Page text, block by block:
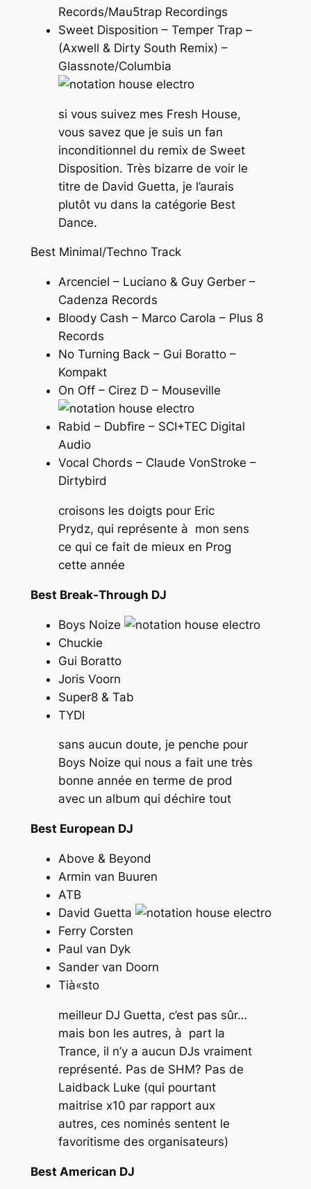
Records/Mau5trap Recordings
Sweet Disposition – Temper Trap –
(Axwell & Dirty South Remix) –
Glassnote/Columbia
si vous suivez mes Fresh House,
vous savez que je suis un fan
inconditionnel du remix de Sweet
Disposition. Très bizarre de voir le
titre de David Guetta, je l’aurais
plutôt vu dans la catégorie Best
Dance.
Best Minimal/Techno Track
Arcenciel – Luciano & Guy Gerber –
Cadenza Records
Bloody Cash – Marco Carola – Plus 8
Records
No Turning Back – Gui Boratto –
Kompakt
On Off – Cirez D – Mouseville
Rabid – Dubfire – SCI+TEC Digital
Audio
Vocal Chords – Claude VonStroke –
Dirtybird
croisons les doigts pour Eric
Prydz, qui représente à mon sens
ce qui ce fait de mieux en Prog
cette année
Best Break-Through DJ
Boys Noize
Chuckie
Gui Boratto
Joris Voorn
Super8 & Tab
TYDI
sans aucun doute, je penche pour
Boys Noize qui nous a fait une très
bonne année en terme de prod
avec un album qui déchire tout
Best European DJ
Above & Beyond
Armin van Buuren
ATB
David Guetta
Ferry Corsten
Paul van Dyk
Sander van Doorn
Tià«sto
meilleur DJ Guetta, c’est pas sûr…
mais bon les autres, à part la
Trance, il n’y a aucun DJs vraiment
représenté. Pas de SHM? Pas de
Laidback Luke (qui pourtant
maitrise x10 par rapport aux
autres, ces nominés sentent le
favoritisme des organisateurs)
Best American DJ